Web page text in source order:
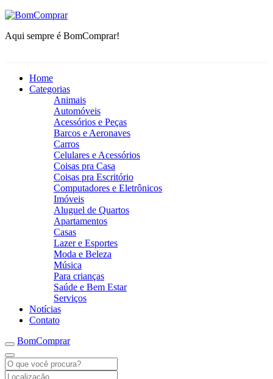
BomComprar
Aqui sempre é BomComprar!
Home
Categorias
Animais
Automóveis
Acessórios e Peças
Barcos e Aeronaves
Carros
Celulares e Acessórios
Coisas pra Casa
Coisas pra Escritório
Computadores e Eletrônicos
Imóveis
Aluguel de Quartos
Apartamentos
Casas
Lazer e Esportes
Moda e Beleza
Música
Para crianças
Saúde e Bem Estar
Serviços
Notícias
Contato
BomComprar